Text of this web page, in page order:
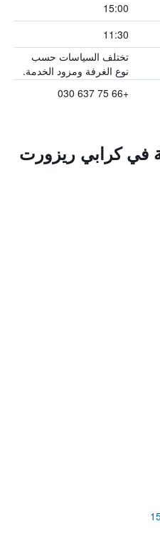
15:00
11:30
تختلف السياسات حسب
نوع الغرفة ومزود الخدمة.
+66 75 637 030
في كرابي ريزورت